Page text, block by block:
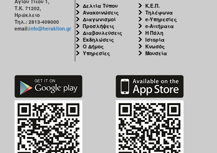
Τ.Κ. 71202,
Ηράκλειο
Τηλ.: 2813-409000
email:info@heraklion.gr
Δελτία Τύπου
Ανακοινώσεις
Διαγωνισμοί
Προσλήψεις
Διαβουλεύσεις
Εκδηλώσεις
Ο Δήμος
Υπηρεσίες
Κ.Ε.Π.
Τηλέφωνα
e-Υπηρεσίες
e-Αιτήματα
Η Πόλη
Ιστορία
Κνωσός
Μουσεία